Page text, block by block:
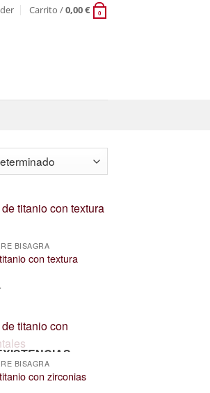
Carrito /0,00€ 0
BISAGRA
con textura
BISAGRA
con zirconias